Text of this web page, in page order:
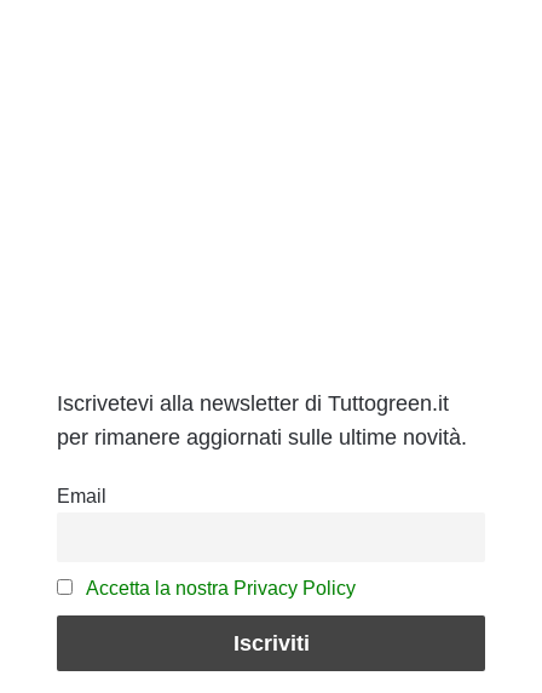
Iscrivetevi alla newsletter di Tuttogreen.it
per rimanere aggiornati sulle ultime novità.
Email
Accetta la nostra Privacy Policy